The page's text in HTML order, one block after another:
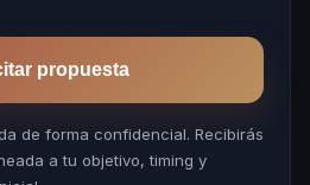
propuesta
de forma confidencial. Recibirás
a tu objetivo, timing y